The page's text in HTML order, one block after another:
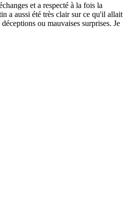
et a respecté à la fois la
a aussi été très clair sur ce qu'il allait
ou mauvaises surprises. Je